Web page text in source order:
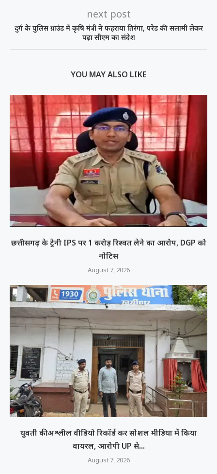
next post
दुर्ग के पुलिस ग्राउंड में कृषि मंत्री ने फहराया तिरंगा, परेड की सलामी लेकर
पढ़ा सीएम का संदेश
YOU MAY ALSO LIKE
छत्तीसगढ़ के ट्रेनी IPS पर 1 करोड़ रिश्वत लेने का आरोप, DGP को
नोटिस
August 7, 2026
युवती की अश्लील वीडियो रिकॉर्ड कर सोशल मीडिया में किया
वायरल, आरोपी UP से...
August 7, 2026